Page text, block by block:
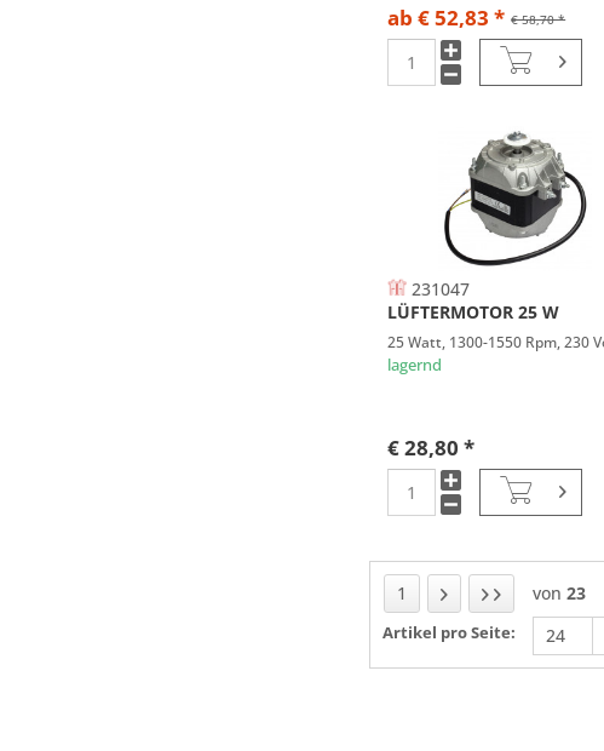
€ 58,70 *
ab € 52,83 *
231047
LÜFTERMOTOR 25 W
25 Watt, 1300-1550 Rpm, 230
lagernd
€ 28,80 *
1 von 23
Artikel pro Seite: